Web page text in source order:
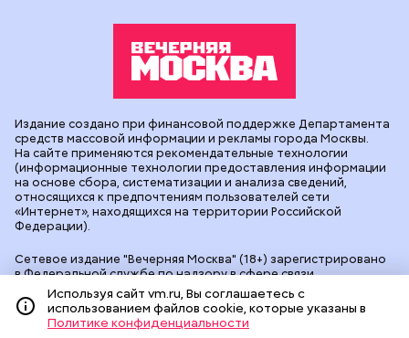
Сетевое издание "Вечерняя Москва" (18+) зарегистрировано
в Федеральной службе по надзору в сфере связи,
информационных технологий и массовых коммуникаций
(Роскомнадзор). Свидетельство о регистрации ЭЛ № ФС 77 -
90524 от 09.12.2025. Учредитель: АО "Редакция газеты
"Вечерняя Москва". Главный редакторvm.ru
Издание создано при финансовой поддержке Департамента
средств массовой информации и рекламы города Москвы.
На сайте применяются рекомендательные технологии
(информационные технологии предоставления информации
на основе сбора, систематизации и анализа сведений,
относящихся к предпочтениям пользователей сети
«Интернет», находящихся на территории Российской
Федерации).
Используя сайт vm.ru, Вы соглашаетесь с
использованием файлов cookie, которые указаны в
Политике конфиденциальности